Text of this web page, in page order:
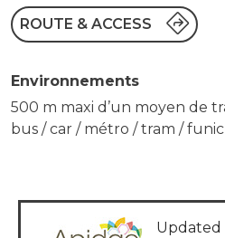
ROUTE & ACCESS
Environnements
500 m maxi d’un moyen de
bus / car / métro / tram /
Updated